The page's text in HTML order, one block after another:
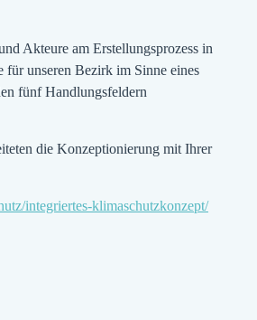
Akteure am Erstellungsprozess in
für unseren Bezirk im Sinne eines
fünf Handlungsfeldern
die Konzeptionierung mit Ihrer
integriertes-klimaschutzkonzept/